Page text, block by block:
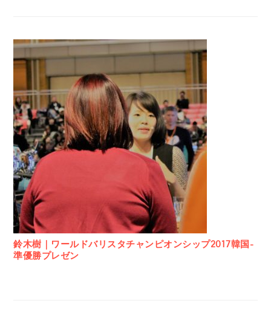
鈴木樹｜ワールドバリスタチャンピオンシップ2017韓国-
準優勝プレゼン